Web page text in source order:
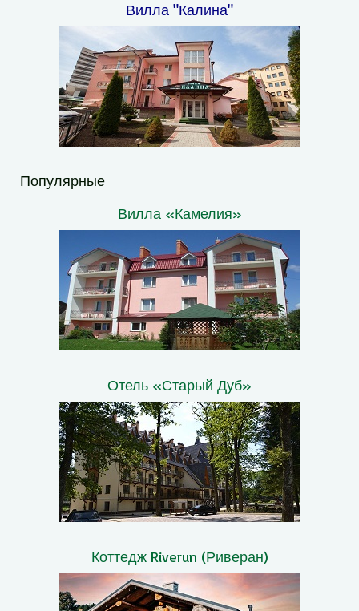
Вилла "Калина"
Популярные
Вилла «Камелия»
Отель «Старый Дуб»
Коттедж Riverun (Риверан)